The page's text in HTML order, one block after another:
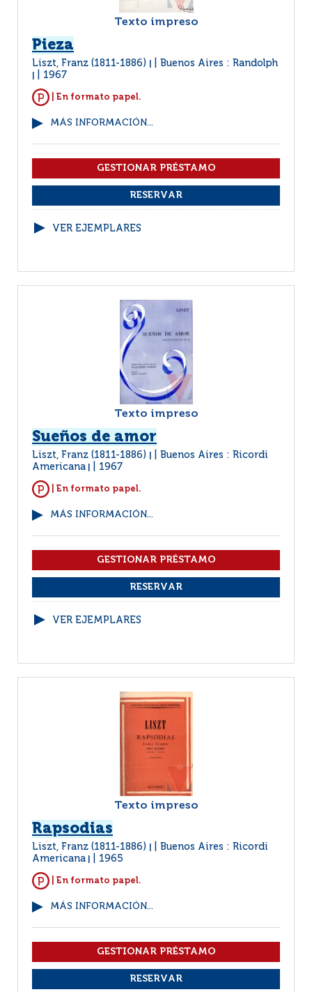
Texto impreso
Pieza
Liszt, Franz (1811-1886) Buenos Aires : Randolph
1967
| En formato papel.
MÁS INFORMACIÓN...
VER EJEMPLARES
Texto impreso
Sueños de amor
Liszt, Franz (1811-1886)
Buenos Aires : Ricordi
Americana
1967
| En formato papel.
MÁS INFORMACIÓN...
VER EJEMPLARES
Texto impreso
Rapsodias
Liszt, Franz (1811-1886)
Buenos Aires : Ricordi
Americana
1965
| En formato papel.
MÁS INFORMACIÓN...